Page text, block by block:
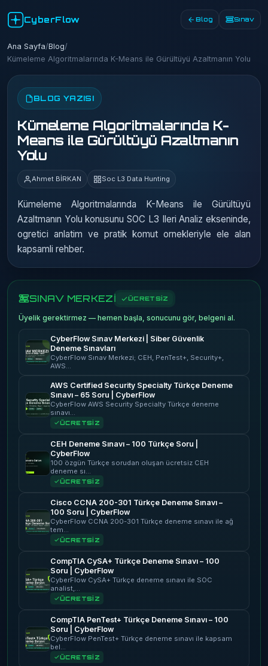
CyberFlow Blog Sınav
Ana Sayfa/Blog/
Kümeleme Algoritmalarında K-Means ile Gürültüyü Azaltmanın Yolu
BLOG YAZISI
Kümeleme Algoritmalarında K-
Means ile Gürültüyü Azaltmanın
Yolu
Ahmet BİRKAN Soc L3 Data Hunting
Kümeleme Algoritmalarında K-Means ile Gürültüyü
Azaltmanın Yolu konusunu SOC L3 Ileri Analiz ekseninde,
ogretici anlatim ve pratik komut ornekleriyle ele alan
kapsamli rehber.
SINAV MERKEZİ ÜCRETSİZ
Üyelik gerektirmez — hemen başla, sonucunu gör, belgeni al.
CyberFlow Sınav Merkezi | Siber Güvenlik
Deneme Sınavları
CyberFlow Sınav Merkezi; CEH, PenTest+, Security+,
AWS…
AWS Certified Security Specialty Türkçe Deneme
Sınavı – 65 Soru | CyberFlow
CyberFlow AWS Security Specialty Türkçe deneme
sınavı…
ÜCRETSİZ
CEH Deneme Sınavı – 100 Türkçe Soru |
CyberFlow
100 özgün Türkçe sorudan oluşan ücretsiz CEH
deneme sı…
ÜCRETSİZ
Cisco CCNA 200-301 Türkçe Deneme Sınavı –
100 Soru | CyberFlow
CyberFlow CCNA 200-301 Türkçe deneme sınavı ile ağ
tem…
ÜCRETSİZ
CompTIA CySA+ Türkçe Deneme Sınavı – 100
Soru | CyberFlow
CyberFlow CySA+ Türkçe deneme sınavı ile SOC
analist,…
ÜCRETSİZ
CompTIA PenTest+ Türkçe Deneme Sınavı – 100
Soru | CyberFlow
CyberFlow PenTest+ Türkçe deneme sınavı ile kapsam
bel…
ÜCRETSİZ